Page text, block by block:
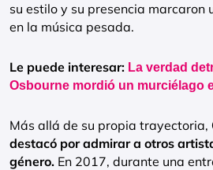
su estilo y su presencia marcaron
en la música pesada.
Le puede interesar: La verdad
Osbourne mordió un murciélago
Más allá de su propia trayectoria,
destacó por admirar a otros
género. En 2017, durante una